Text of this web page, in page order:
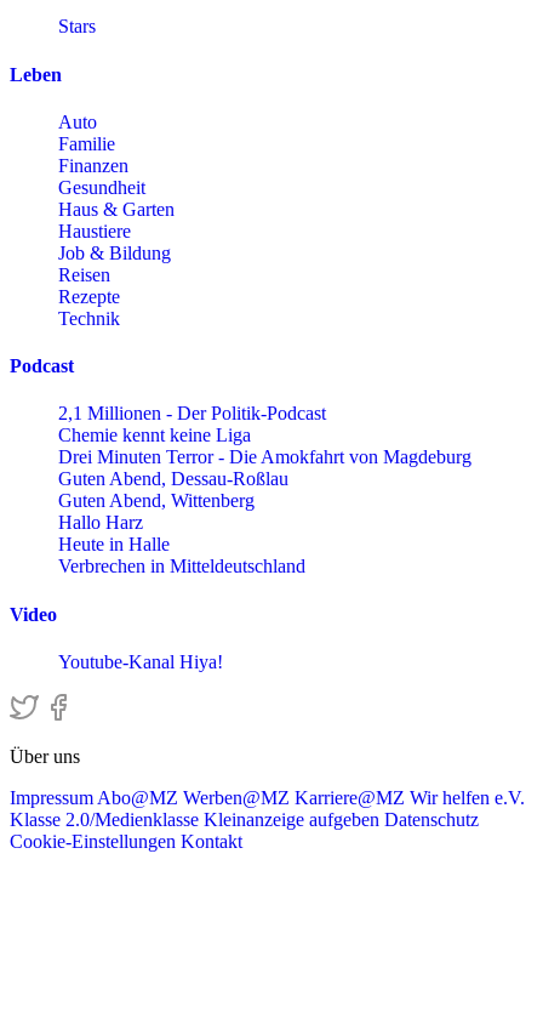
Stars
Leben
Auto
Familie
Finanzen
Gesundheit
Haus & Garten
Haustiere
Job & Bildung
Reisen
Rezepte
Technik
Podcast
2,1 Millionen - Der Politik-Podcast
Chemie kennt keine Liga
Drei Minuten Terror - Die Amokfahrt von Magdeburg
Guten Abend, Dessau-Roßlau
Guten Abend, Wittenberg
Hallo Harz
Heute in Halle
Verbrechen in Mitteldeutschland
Video
Youtube-Kanal Hiya!
Über uns
Impressum Abo@MZ Werben@MZ Karriere@MZ Wir helfen e.V.
Klasse 2.0/Medienklasse Kleinanzeige aufgeben Datenschutz
Cookie-Einstellungen Kontakt